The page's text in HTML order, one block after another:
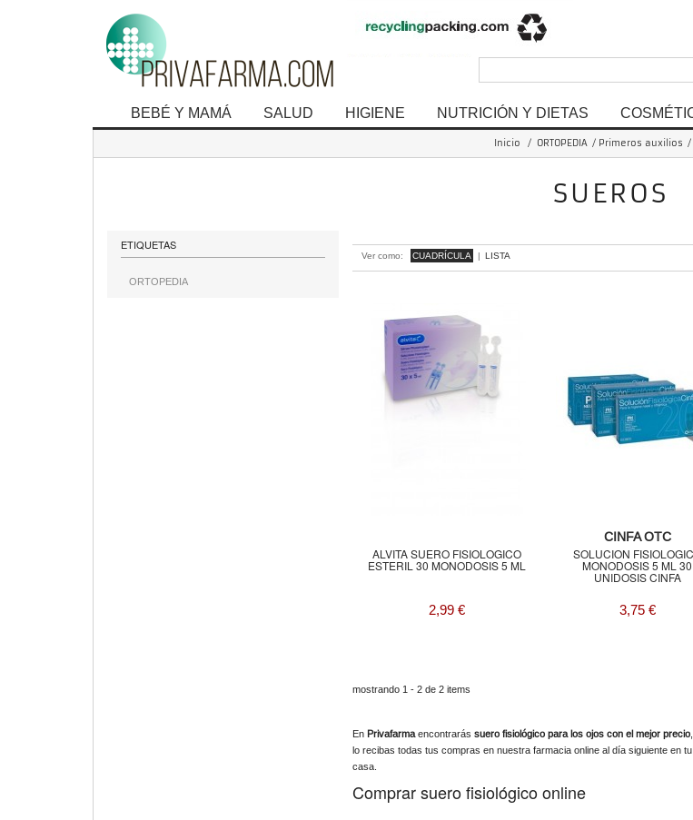
BEBÉ Y MAMÁ SALUD HIGIENE NUTRICIÓN Y DIETAS
Inicio / ORTOPEDIA / Primeros auxilios /
SUEROS
Ver como: CUADRÍCULA | LISTA
ALVITA SUERO FISIOLOGICO
ESTERIL 30 MONODOSIS 5 ML
2,99 €
CINFA OTC
SOLUCION
MONODOSIS 5 ML 30
UNIDOSIS CINFA
3,75 €
mostrando 1 - 2 de 2 items
En Privafarmaencontrarás suero fisiológico para los ojos con el mejor precio
lo recibas todas tus compras en nuestra farmacia online al día siguiente en tu
casa.
Comprar suero fisiológico online
ETIQUETAS
ORTOPEDIA